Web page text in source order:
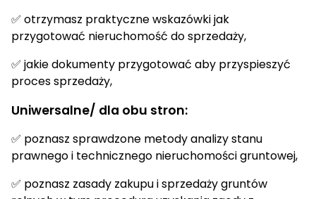
✅ otrzymasz praktyczne wskazówki jak
przygotować nieruchomość do sprzedaży,
✅ jakie dokumenty przygotować aby przyspieszyć
proces sprzedaży,
Uniwersalne/ dla obu stron:
✅ poznasz sprawdzone metody analizy stanu
prawnego i technicznego nieruchomości gruntowej,
✅ poznasz zasady zakupu i sprzedaży gruntów